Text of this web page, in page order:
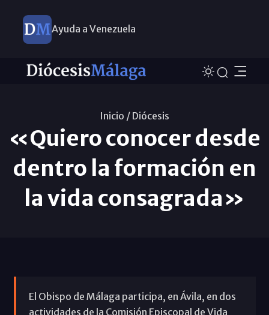
Ayuda a Venezuela
Inicio / Diócesis
«Quiero conocer desde
dentro la formación en
la vida consagrada»
El Obispo de Málaga participa, en Ávila, en dos
actividades de la Comisión Episcopal de Vida